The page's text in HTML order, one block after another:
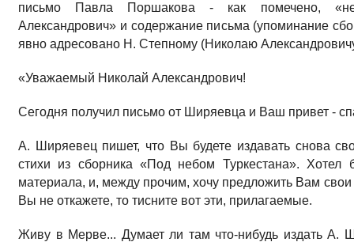
письмо Павла Поршакова - как помечено,
Александрович» и содержание письма (упоминание
явно адресовано Н. Степному (Николаю
«Уважаемый Николай Александрович!
Сегодня получил письмо от Ширяевца и Ваш привет -
А. Ширяевец пишет, что Вы будете издавать снова
стихи из сборника «Под небом Туркестана».
материала, и, между прочим, хочу предложить Вам
Вы не откажете, то тисните вот эти, прилагаемые.
Живу в Мерве... Думает ли там что-нибудь издать А.